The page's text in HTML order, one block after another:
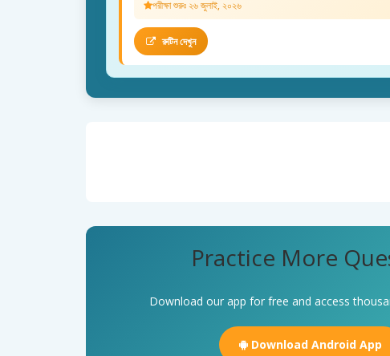
পরীক্ষা শুরুঃ ২৬ জুলাই, ২০২৬
রুটিন দেখুন
Practice More
Download our app for free and access
Download Android App